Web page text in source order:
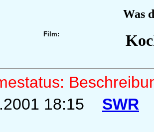
Film:
Was
18:15
SWR